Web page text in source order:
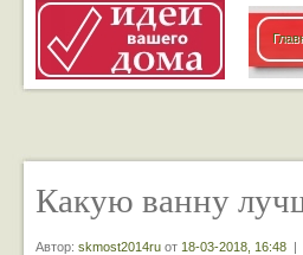
Какую ванну
Автор: skmost2014ru от 18-03-2018, 16:48 |